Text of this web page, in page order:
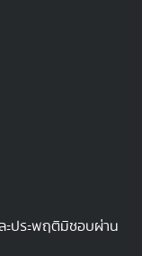
ะประพฤติมิชอบผ่าน